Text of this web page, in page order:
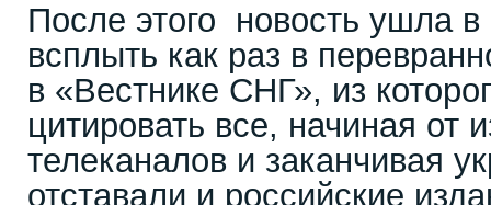
После этого новость ушла
всплыть как раз в
в «Вестнике СНГ», из
цитировать все, начиная от
телеканалов и заканчивая
отставали и российские